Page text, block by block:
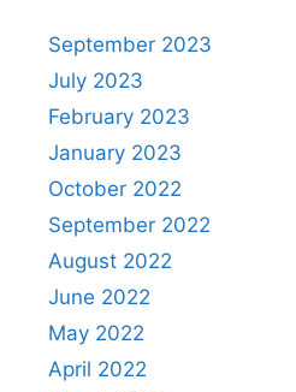
September 2023
July 2023
February 2023
January 2023
October 2022
September 2022
August 2022
June 2022
May 2022
April 2022